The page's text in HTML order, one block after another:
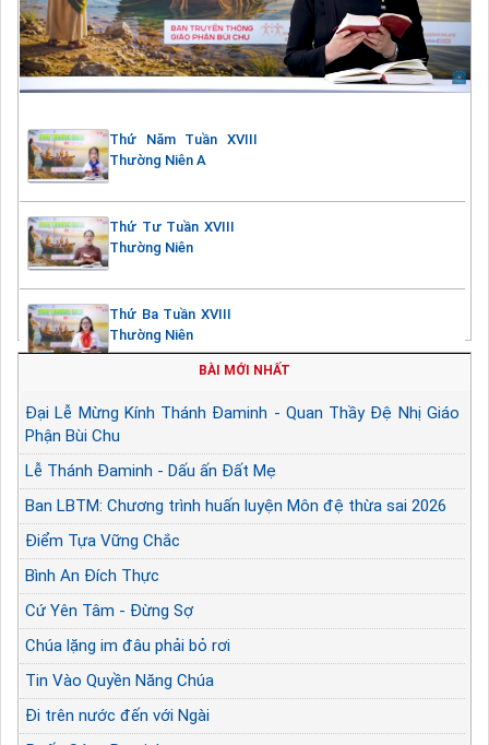
Thứ Năm Tuần XVIII
Thường Niên A
Thứ Tư Tuần XVIII
Thường Niên
Thứ Ba Tuần XVIII
Thường Niên
BÀI MỚI NHẤT
Đại Lễ Mừng Kính Thánh Đaminh - Quan Thầy Đệ Nhị Giáo
Phận Bùi Chu
Lễ Thánh Đaminh - Dấu ấn Đất Mẹ
Ban LBTM: Chương trình huấn luyện Môn đệ thừa sai 2026
Điểm Tựa Vững Chắc
Bình An Đích Thực
Cứ Yên Tâm - Đừng Sợ
Chúa lặng im đâu phải bỏ rơi
Tin Vào Quyền Năng Chúa
Đi trên nước đến với Ngài